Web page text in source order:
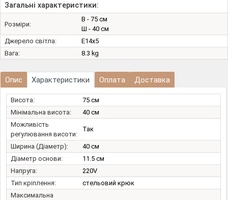
Загальні характеристики:
Розміри:
В - 75 см
Ш - 40 см
Джерело світла:
E14х5
Вага:
8.3 kg
Опис Характеристики Оплата Доставка
Висота:
75 см
Мінімальна висота:
40 см
Можливість
регулювання висоти:
Так
Ширина (Діаметр):
40 см
Діаметр основи:
11.5 см
Напруга:
220V
Тип кріплення:
стельовий крюк
Максимальна